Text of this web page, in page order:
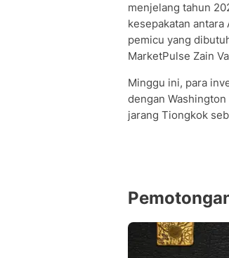
menjelang tahun
kesepakatan
pemicu yang
MarketPulse Zain
Minggu ini, para
dengan
jarang Tiongkok